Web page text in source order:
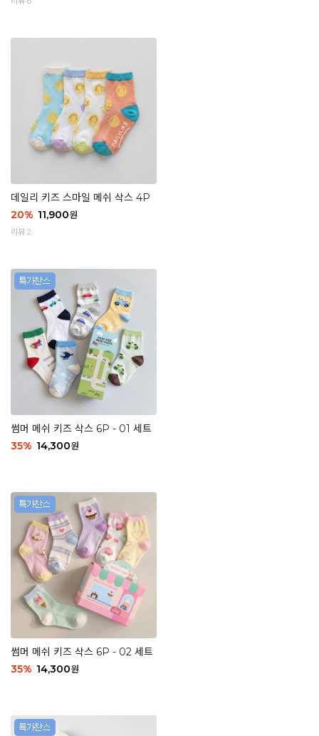
데일리 키즈 스마일 메쉬 삭스 4P
20% 11,900원
리뷰 2
썸머 메쉬 키즈 삭스 6P - 01 세트
35% 14,300원
썸머 메쉬 키즈 삭스 6P - 02 세트
35% 14,300원